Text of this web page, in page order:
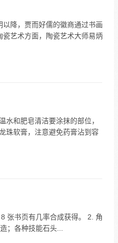
降，贾而好儒的徽商通过书画
艺术方面，陶瓷艺术大师易炳
和肥皂清洁要涂抹的部位，
珠软膏，注意避免药膏沾到容
张书页有几率合成获得。 2. 角
；各种技能石头...